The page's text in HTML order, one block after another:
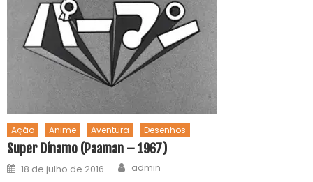
Ação Anime Aventura Desenhos
Super Dínamo (Paaman – 1967)
18 de julho de 2016 admin